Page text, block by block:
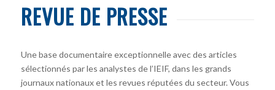
REVUE DE PRESSE
Une base documentaire exceptionnelle avec des articles
sélectionnés par les analystes de l’IEIF, dans les grands
journaux nationaux et les revues réputées du secteur. Vous